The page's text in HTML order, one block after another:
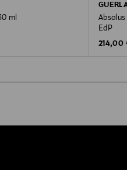
ml
EdP
Original
214,00